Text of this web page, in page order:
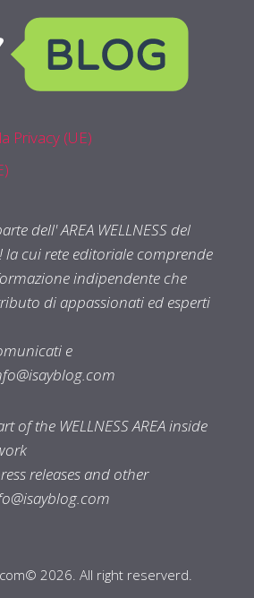
Privacy (UE)
dell' AREA WELLNESS del
la cui rete editoriale comprende
indipendente che
di appassionati ed esperti
e
of the WELLNESS AREA inside
releases and other
2026. All right reserverd.